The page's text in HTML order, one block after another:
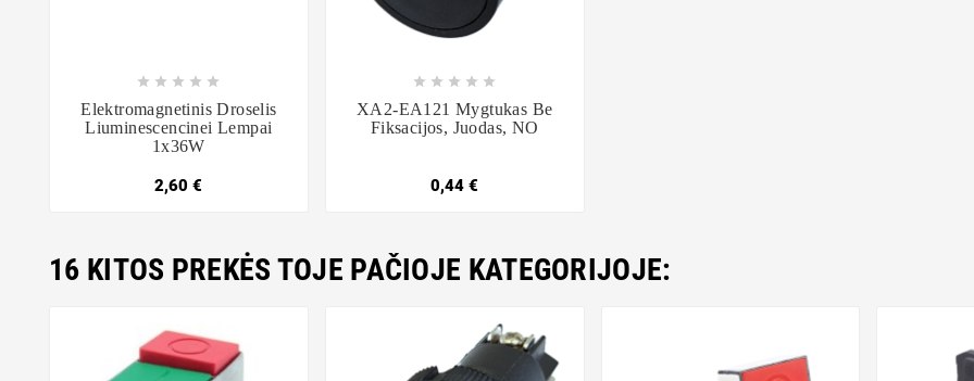
    
Elektromagnetinis Droselis
Liuminescencinei Lempai
1x36W
2,60 €
    
XA2-EA121 Mygtukas Be
Fiksacijos, Juodas, NO
0,44 €
16 KITOS PREKĖS TOJE PAČIOJE KATEGORIJOJE: